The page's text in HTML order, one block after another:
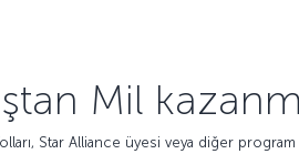
Mil
Star Alliance üyesi veya diğer program